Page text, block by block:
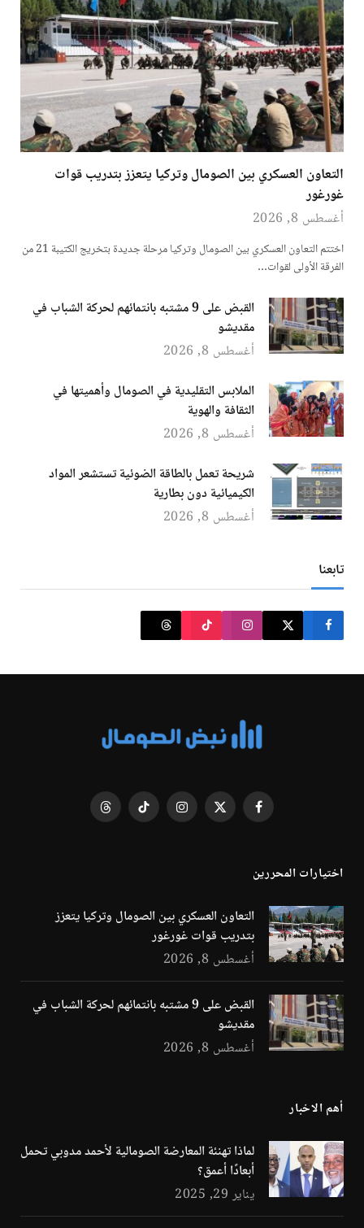
التعاون العسكري بين الصومال وتركيا يتعزز بتدريب قوات
غورغور
أغسطس 8, 2026
اختتم التعاون العسكري بين الصومال وتركيا مرحلة جديدة بتخريج الكتيبة 21 من
الفرقة الأولى لقوات…
القبض على 9 مشتبه بانتمائهم لحركة الشباب في
مقديشو
أغسطس 8, 2026
الملابس التقليدية في الصومال وأهميتها في
الثقافة والهوية
أغسطس 8, 2026
شريحة تعمل بالطاقة الضوئية تستشعر المواد
الكيميائية دون بطارية
أغسطس 8, 2026
تابعنا
فيسبوك X
الانستغرامتيكتوك Threads
اختيارات المحررين
التعاون العسكري بين الصومال وتركيا يتعزز
بتدريب قوات غورغور
أغسطس 8, 2026
القبض على 9 مشتبه بانتمائهم لحركة الشباب في
مقديشو
أغسطس 8, 2026
أهم الاخبار
لماذا تهنئة المعارضة الصومالية لأحمد مدوبي تحمل
أبعادًا أعمق؟
يناير 29, 2025